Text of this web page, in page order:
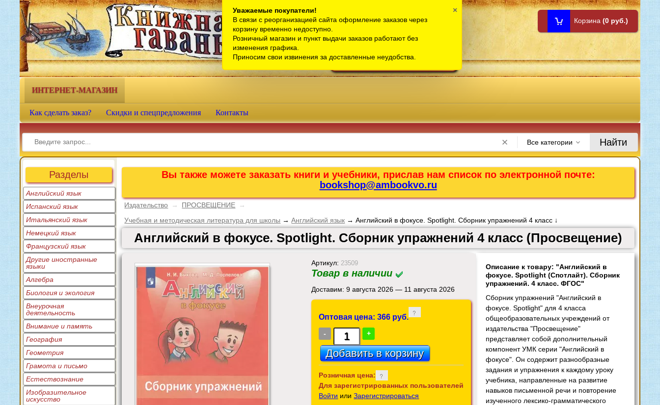
Телефон интернет-магазина:
Телефон розничного магазина:
bookshop@ambookvo.ru
Работаем ежедневно с 10:00 до 21:00
Корзина (0 руб.)
Книжная гавань - интернет-
магазин учебной литературы
ИНТЕРНЕТ-МАГАЗИН
Как сделать заказ? Скидки и спецпредложения Контакты
Все категории Найти
Разделы
Английский язык
Испанский язык
Итальянский язык
Немецкий язык
Французский язык
Другие иностранные
языки
Алгебра
Биология и экология
Внеурочная
деятельность
Внимание и память
География
Геометрия
Грамота и письмо
Естествознание
Изобразительное
искусство
Вы также можете заказать книги и учебники, прислав нам список по электронной почте:
bookshop@ambookvo.ru
Издательство → ПРОСВЕЩЕНИЕ
→
Учебная и методическая литература для школы →Английский язык → Английский в фокусе. Spotlight. Сборник упражнений 4 класс ↓
Английский в фокусе. Spotlight. Сборник упражнений 4 класс (Просвещение)
Артикул: 23509
Товар в наличии
Доставим: 9 августа 2026 — 11 августа 2026
Оптовая цена: 366 руб.
- +
Розничная цена:
Для зарегистрированных пользователей
Войти илиЗарегистрироваться
Описание к товару: "Английский в
фокусе. Spotlight (Спотлайт). Сборник
упражнений. 4 класс. ФГОС"
Сборник упражнений "Английский в
фокусе. Spotlight" для 4 класса
общеобразовательных учреждений от
издательства "Просвещение"
представляет собой дополнительный
компонент УМК серии "Английский в
фокусе". Он содержит разнообразные
задания и упражнения к каждому уроку
учебника, направленные на развитие
навыков письменной речи и повторение
изученного лексико-грамматического
Уважаемые покупатели!
В связи с реорганизацией сайта оформление заказов через
корзину временно недоступно.
Розничный магазин и пункт выдачи заказов работают без
изменения графика.
Приносим свои извинения за доставленные неудобства.
×